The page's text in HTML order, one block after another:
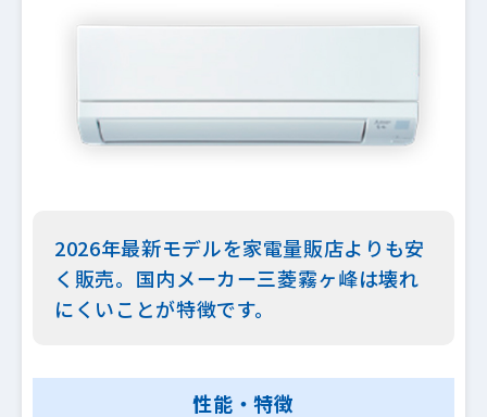
2026年最新モデルを家電量販店よりも安
く販売。国内メーカー三菱霧ヶ峰は壊れ
にくいことが特徴です。
性能・特徴